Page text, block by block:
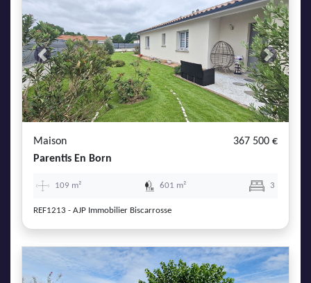
Previous Next
Maison
367 500 €
Parentis En Born
109 m² 601 m² 3
REF1213 - AJP Immobilier Biscarrosse